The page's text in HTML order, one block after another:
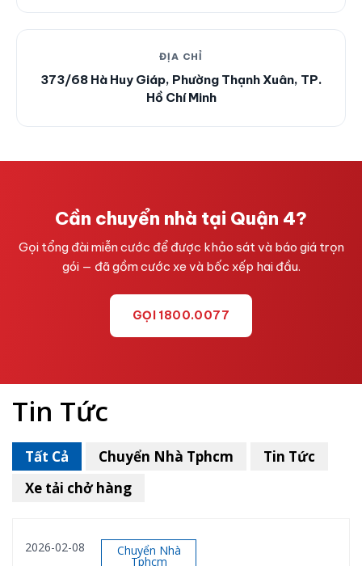
ĐỊA CHỈ
373/68 Hà Huy Giáp, Phường Thạnh Xuân, TP.
Hồ Chí Minh
Cần chuyển nhà tại Quận 4?
Gọi tổng đài miễn cước để được khảo sát và báo giá trọn
gói — đã gồm cước xe và bốc xếp hai đầu.
GỌI 1800.0077
Tin Tức
Tất Cả
2026-02-08 Chuyển Nhà
Tphcm
Chuyển Nhà Tphcm
Tin Tức
Xe tải chở hàng